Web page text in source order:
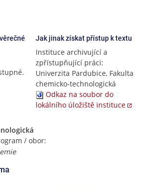
Jak jinak získat přístup k textu
Instituce archivující a
zpřístupňující práci:
Univerzita Pardubice, Fakulta
chemicko-technologická
Odkaz na soubor do
lokálního úložiště instituce
/ obor: